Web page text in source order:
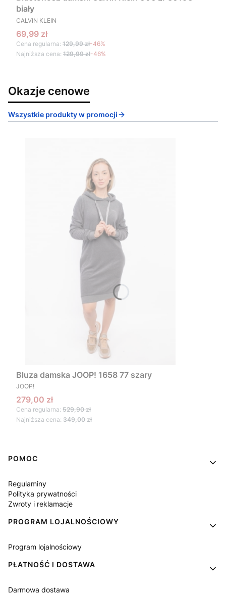
biały
PRODUCENT
CALVIN KLEIN
Cena promocyjna
69,99 zł
Cena regularna: 129,99 zł-46%
Najniższa cena: 129,99 zł-46%
Okazje cenowe
Wszystkie produkty w promocji
Bluza damska JOOP! 1658 77 szary
PRODUCENT
JOOP!
Cena promocyjna
279,00 zł
Cena regularna: 529,90 zł
Najniższa cena: 349,00 zł
Linki w stopce
POMOC
Regulaminy
Polityka prywatności
Zwroty i reklamacje
PROGRAM LOJALNOŚCIOWY
Program lojalnościowy
PŁATNOŚĆ I DOSTAWA
Darmowa dostawa